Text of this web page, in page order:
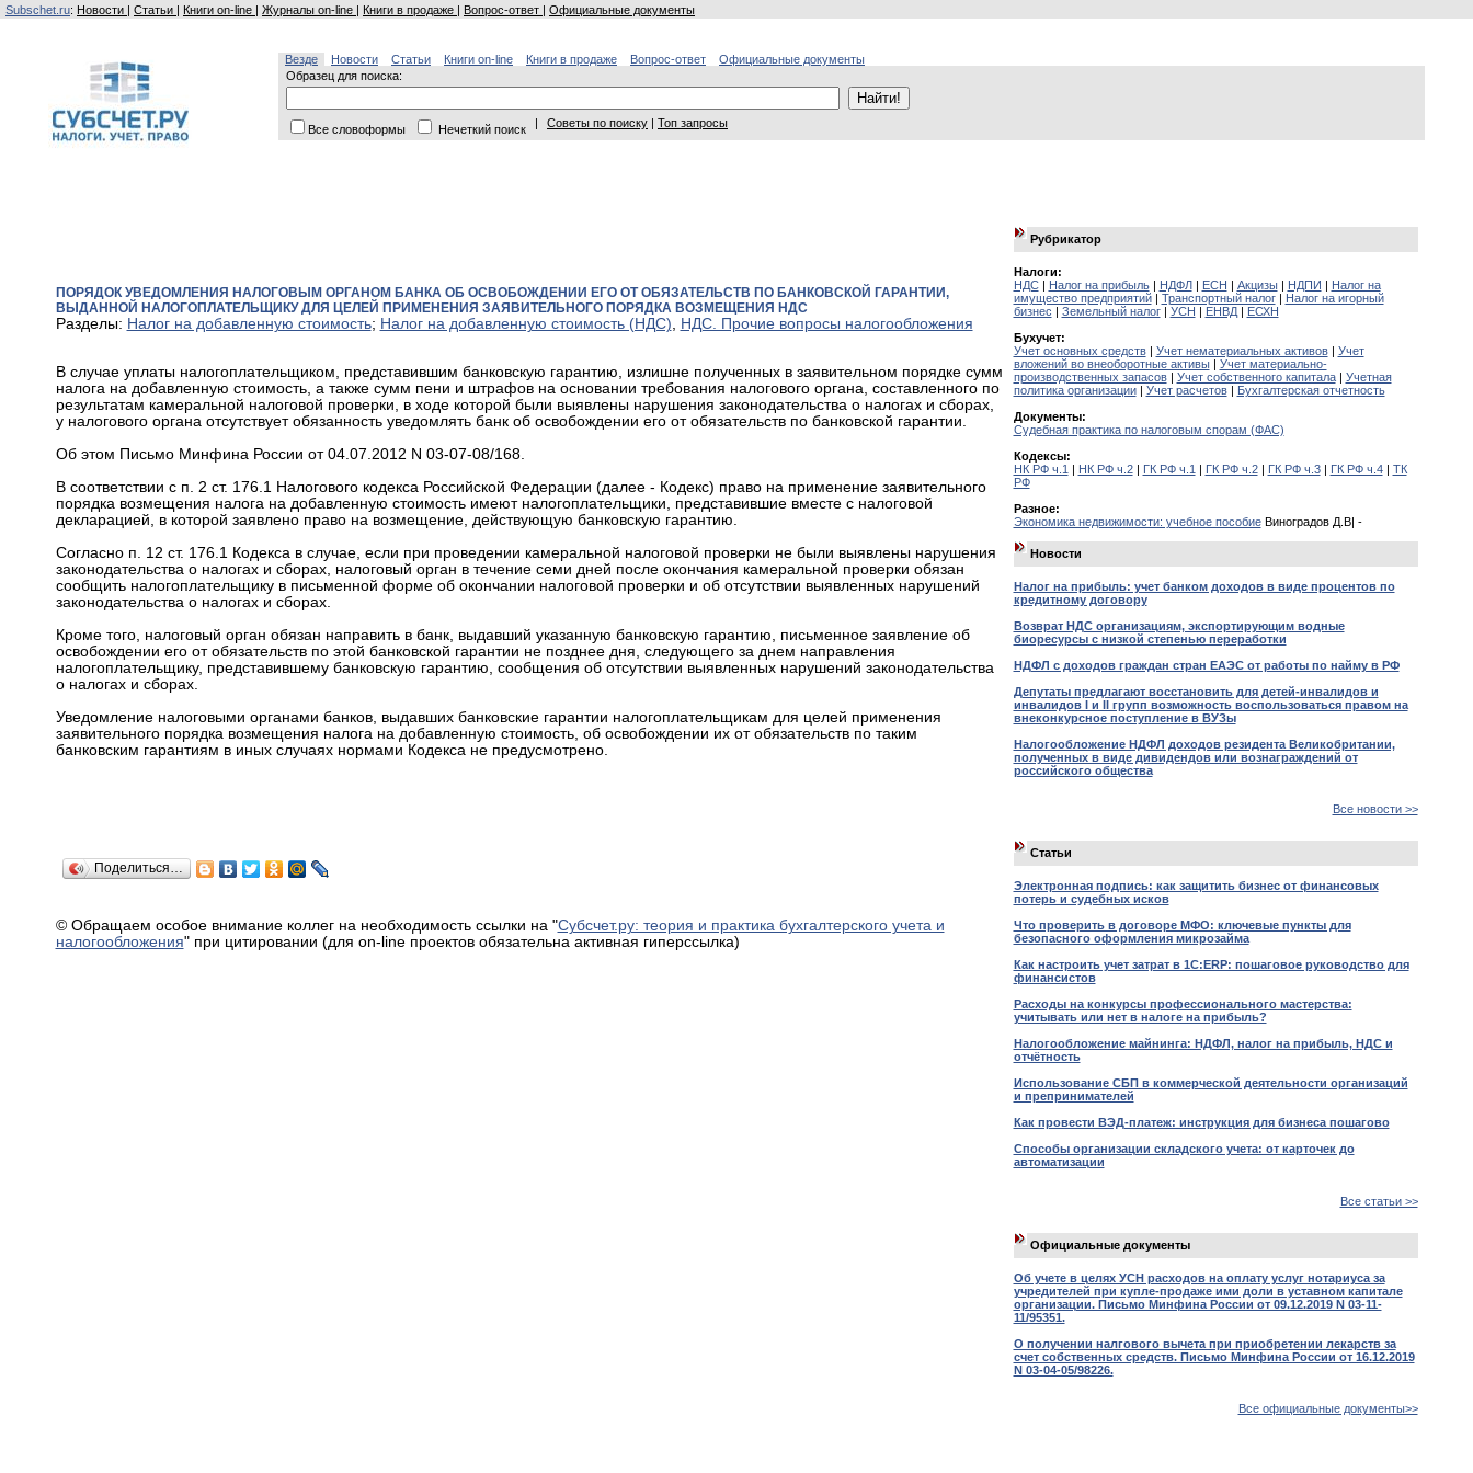
Subschet.ru: Новости | Статьи | Книги on-line | Журналы on-line | Книги в продаже | Вопрос-ответ | Официальные документы
Везде Новости Статьи Книги on-line Книги в продаже Вопрос-ответ
Официальные документы
Образец для поиска:
Все словоформы Нечеткий поиск | Советы по поиску | Топ запросы
ПОРЯДОК УВЕДОМЛЕНИЯ НАЛОГОВЫМ ОРГАНОМ БАНКА ОБ ОСВОБОЖДЕНИИ ЕГО ОТ ОБЯЗАТЕЛЬСТВ ПО БАНКОВСКОЙ ГАРАНТИИ,
ВЫДАННОЙ НАЛОГОПЛАТЕЛЬЩИКУ ДЛЯ ЦЕЛЕЙ ПРИМЕНЕНИЯ ЗАЯВИТЕЛЬНОГО ПОРЯДКА ВОЗМЕЩЕНИЯ НДС
Разделы: Налог на добавленную стоимость; Налог на добавленную стоимость (НДС), НДС. Прочие вопросы налогообложения
В случае уплаты налогоплательщиком, представившим банковскую гарантию, излишне полученных в заявительном порядке сумм
налога на добавленную стоимость, а также сумм пени и штрафов на основании требования налогового органа, составленного по
результатам камеральной налоговой проверки, в ходе которой были выявлены нарушения законодательства о налогах и сборах,
у налогового органа отсутствует обязанность уведомлять банк об освобождении его от обязательств по банковской гарантии.
Об этом Письмо Минфина России от 04.07.2012 N 03-07-08/168.
В соответствии с п. 2 ст. 176.1 Налогового кодекса Российской Федерации (далее - Кодекс) право на применение заявительного
порядка возмещения налога на добавленную стоимость имеют налогоплательщики, представившие вместе с налоговой
декларацией, в которой заявлено право на возмещение, действующую банковскую гарантию.
Согласно п. 12 ст. 176.1 Кодекса в случае, если при проведении камеральной налоговой проверки не были выявлены нарушения
законодательства о налогах и сборах, налоговый орган в течение семи дней после окончания камеральной проверки обязан
сообщить налогоплательщику в письменной форме об окончании налоговой проверки и об отсутствии выявленных нарушений
законодательства о налогах и сборах.
Кроме того, налоговый орган обязан направить в банк, выдавший указанную банковскую гарантию, письменное заявление об
освобождении его от обязательств по этой банковской гарантии не позднее дня, следующего за днем направления
налогоплательщику, представившему банковскую гарантию, сообщения об отсутствии выявленных нарушений законодательства
о налогах и сборах.
Уведомление налоговыми органами банков, выдавших банковские гарантии налогоплательщикам для целей применения
заявительного порядка возмещения налога на добавленную стоимость, об освобождении их от обязательств по таким
банковским гарантиям в иных случаях нормами Кодекса не предусмотрено.
Поделиться…
© Обращаем особое внимание коллег на необходимость ссылки на "Субсчет.ру: теория и практика бухгалтерского учета и
налогообложения" при цитировании (для on-line проектов обязательна активная гиперссылка)
Рубрикатор
Налоги:
НДС| Налог на прибыль| НДФЛ| ЕСН | Акцизы| НДПИ | Налог на
имущество предприятий| Транспортный налог| Налог на игорный
бизнес | Земельный налог| УСН | ЕНВД| ЕСХН
Бухучет:
Учет основных средств| Учет нематериальных активов| Учет
вложений во внеоборотные активы| Учет материально-
производственных запасов| Учет собственного капитала| Учетная
политика организации| Учет расчетов| Бухгалтерская отчетность
Документы:
Судебная практика по налоговым спорам (ФАС)
Кодексы:
НК РФ ч.1 | НК РФ ч.2| ГК РФ ч.1 | ГК РФ ч.2| ГК РФ ч.3| ГК РФ ч.4| ТК
РФ
Разное:
Экономика недвижимости: учебное пособиеВиноградов Д.В| -
Новости
Налог на прибыль: учет банком доходов в виде процентов по
кредитному договору
Возврат НДС организациям, экспортирующим водные
биоресурсы с низкой степенью переработки
НДФЛ с доходов граждан стран ЕАЭС от работы по найму в РФ
Депутаты предлагают восстановить для детей-инвалидов и
инвалидов I и II групп возможность воспользоваться правом на
внеконкурсное поступление в ВУЗы
Налогообложение НДФЛ доходов резидента Великобритании,
полученных в виде дивидендов или вознаграждений от
российского общества
Все новости >>
Статьи
Электронная подпись: как защитить бизнес от финансовых
потерь и судебных исков
Что проверить в договоре МФО: ключевые пункты для
безопасного оформления микрозайма
Как настроить учет затрат в 1С:ERP: пошаговое руководство для
финансистов
Расходы на конкурсы профессионального мастерства:
учитывать или нет в налоге на прибыль?
Налогообложение майнинга: НДФЛ, налог на прибыль, НДС и
отчётность
Использование СБП в коммерческой деятельности организаций
и препринимателей
Как провести ВЭД-платеж: инструкция для бизнеса пошагово
Способы организации складского учета: от карточек до
автоматизации
Все статьи >>
Официальные документы
Об учете в целях УСН расходов на оплату услуг нотариуса за
учредителей при купле-продаже ими доли в уставном капитале
организации. Письмо Минфина России от 09.12.2019 N 03-11-
11/95351.
О получении налгового вычета при приобретении лекарств за
счет собственных средств. Письмо Минфина России от 16.12.2019
N 03-04-05/98226.
Все официальные документы>>